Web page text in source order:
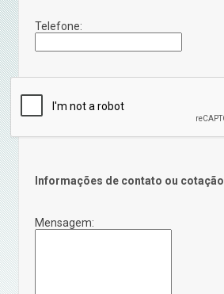
Telefone:
Informações de contato ou cotação
Mensagem: